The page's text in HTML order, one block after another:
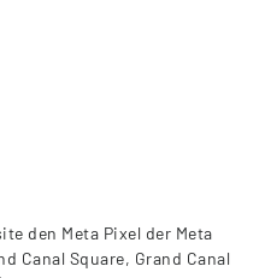
den Meta Pixel der Meta
Canal Square, Grand Canal